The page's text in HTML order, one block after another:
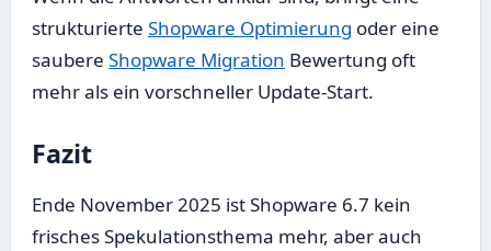
strukturierte Shopware Optimierung oder eine
saubere Shopware Migration Bewertung oft
mehr als ein vorschneller Update-Start.
Fazit
Ende November 2025 ist Shopware 6.7 kein
frisches Spekulationsthema mehr, aber auch